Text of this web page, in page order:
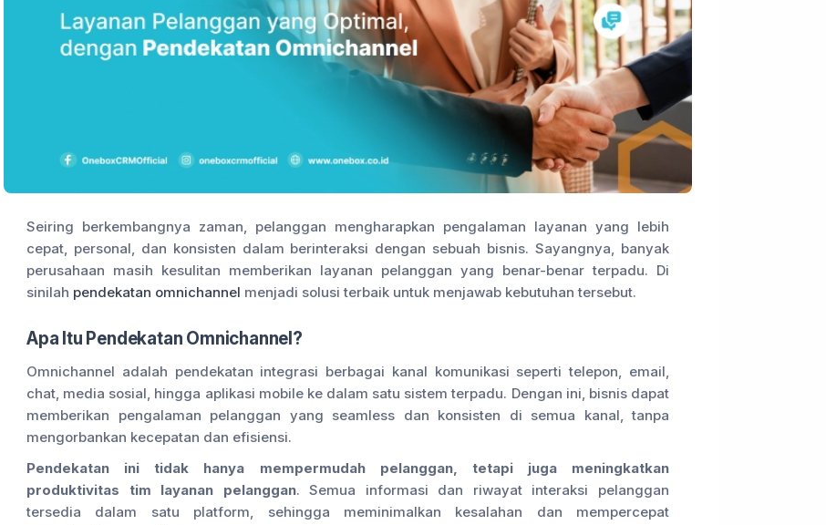
Seiring berkembangnya zaman, pelanggan mengharapkan pengalaman layanan yang lebih
cepat, personal, dan konsisten dalam berinteraksi dengan sebuah bisnis. Sayangnya, banyak
perusahaan masih kesulitan memberikan layanan pelanggan yang benar-benar terpadu. Di
sinilah pendekatan omnichannel menjadi solusi terbaik untuk menjawab kebutuhan tersebut.
Apa Itu Pendekatan Omnichannel?
Omnichannel adalah pendekatan integrasi berbagai kanal komunikasi seperti telepon, email,
chat, media sosial, hingga aplikasi mobile ke dalam satu sistem terpadu. Dengan ini, bisnis dapat
memberikan pengalaman pelanggan yang seamless dan konsisten di semua kanal, tanpa
mengorbankan kecepatan dan efisiensi.
Pendekatan ini tidak hanya mempermudah pelanggan, tetapi juga meningkatkan
produktivitas tim layanan pelanggan. Semua informasi dan riwayat interaksi pelanggan
tersedia dalam satu platform, sehingga meminimalkan kesalahan dan mempercepat